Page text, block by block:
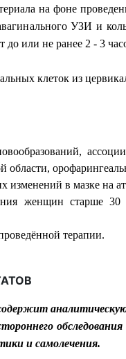
на фоне
УЗИ и
до или не ранее 2 - 3
клеток из
области,
изменений в мазке на
женщин старше 30
терапии.
и самолечения.